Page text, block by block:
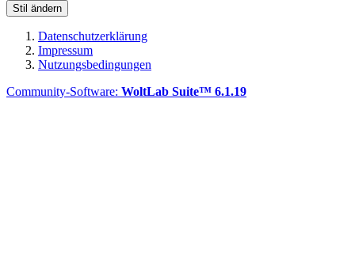
Stil ändern
Datenschutzerklärung
Impressum
Nutzungsbedingungen
Community-Software: WoltLab Suite™ 6.1.19